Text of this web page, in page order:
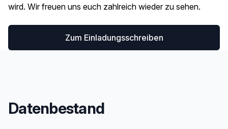
wird. Wir freuen uns euch zahlreich wieder zu sehen.
Zum Einladungsschreiben
Datenbestand